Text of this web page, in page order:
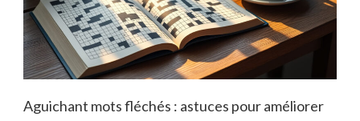
Aguichant mots fléchés : astuces pour améliorer